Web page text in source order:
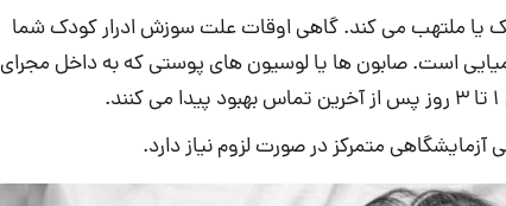
یا ملتهب می کند. گاهی اوقات علت سوزش ادرار کودک شما
است. صابون ها یا لوسیون های پوستی که به داخل مجرای
متمرکز در صورت لزوم نیاز دارد.